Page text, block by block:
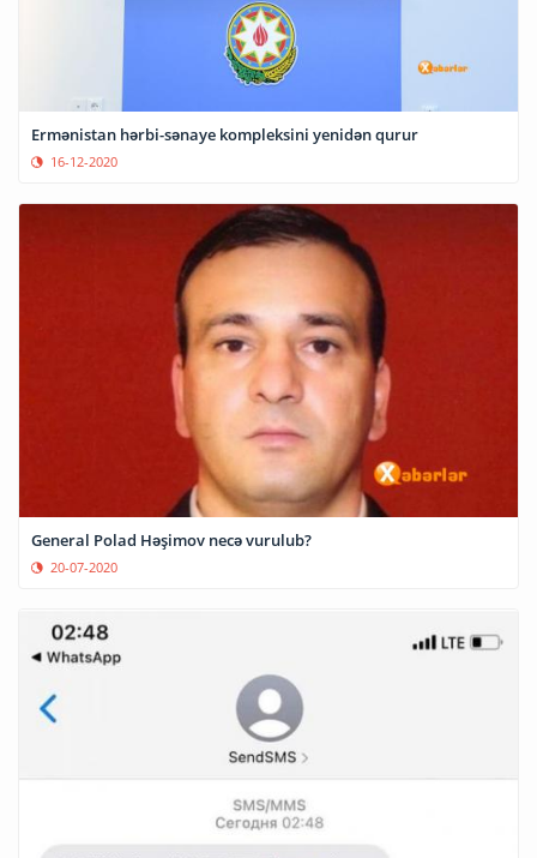
Ermənistan hərbi-sənaye kompleksini yenidən qurur
16-12-2020
General Polad Həşimov necə vurulub?
20-07-2020